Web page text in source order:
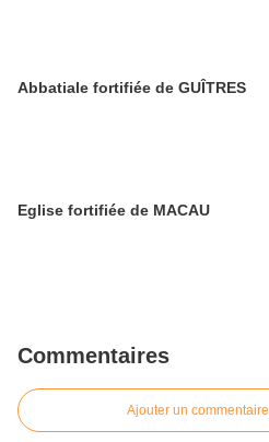
Abbatiale fortifiée de GUÎTRES
Eglise fortifiée de MACAU
Commentaires
Ajouter un commentaire